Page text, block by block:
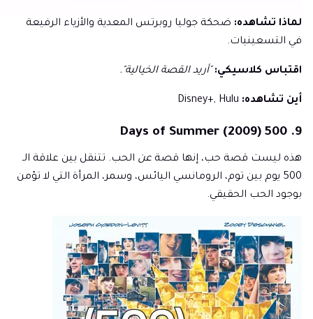
لماذا تشاهده: ضحكة جوليا روبرتس المعدية والأزياء الرفيعة
في التسعينيات.
اقتباس كلاسيكي: "أريد القصة الخيالية".
أين تشاهده:
9. 500 Days of Summer (2009)
هذه ليست قصة حب، إنها قصة عن الحب. تتنقل بين علاقة الـ
500 يوم بين توم، الرومانسي اليائس، وسمر، المرأة التي لا تؤمن
بوجود الحب الحقيقي.